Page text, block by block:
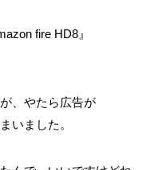
fire HD8』
、やたら広告が
いました。